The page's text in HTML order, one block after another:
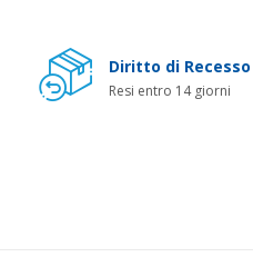
Diritto di Recesso
Resi entro 14 giorni